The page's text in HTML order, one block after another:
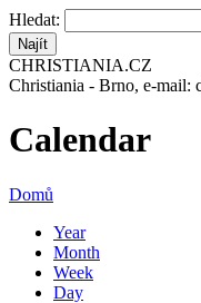
Hledat:
CHRISTIANIA.CZ
Christiania - Brno, e-mail:
Calendar
Domů
Year
Month
Week
Day